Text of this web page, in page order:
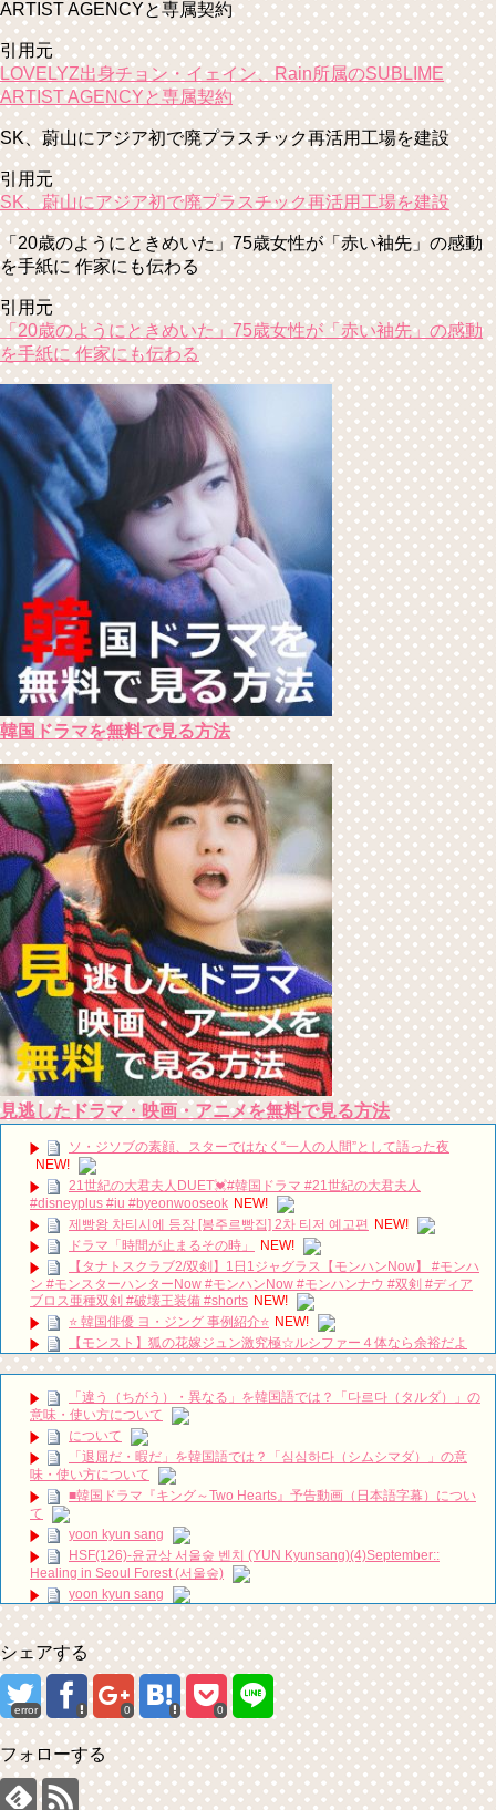
ARTIST AGENCYと専属契約
引用元
LOVELYZ出身チョン・イェイン、Rain所属のSUBLIME
ARTIST AGENCYと専属契約
SK、蔚山にアジア初で廃プラスチック再活用工場を建設
引用元
SK、蔚山にアジア初で廃プラスチック再活用工場を建設
「20歳のようにときめいた」75歳女性が「赤い袖先」の感動
を手紙に 作家にも伝わる
引用元
「20歳のようにときめいた」75歳女性が「赤い袖先」の感動
を手紙に 作家にも伝わる
韓国ドラマを無料で見る方法
見逃したドラマ・映画・アニメを無料で見る方法
ソ・ジソブの素顔、スターではなく“一人の人間”として語った夜
NEW!
21世紀の大君夫人DUET💓#韓国ドラマ #21世紀の大君夫人
#disneyplus #iu #byeonwooseok NEW!
제빵왕 차티시에 등장 [봉주르빵집] 2차 티저 예고편
NEW!
ドラマ「時間が止まるその時」
NEW!
【タナトスクラブ2/双剣】1日1ジャグラス【モンハンNow】 #モンハ
ン #モンスターハンターNow #モンハンNow #モンハンナウ #双剣 #ディア
ブロス亜種双剣 #破壊王装備 #shorts NEW!
⭐️ 韓国俳優 ヨ・ジング 事例紹介⭐️ NEW!
【モンスト】狐の花嫁ジュン激究極☆ルシファー４体なら余裕だよ
ね？
NEW!
단역에서 대상까지 주상욱이 무대 위에서 끝내 오열한 진짜 이유
#shorts NEW!
適齢期惑々ロマンス～お父さんが変～ トレーラー
推理的女王2_EP13_曖昧 NEW!
梨泰院クラス聖地巡礼🎬#韓国 #韓国旅行
ハン・ヘジン 한혜진 – (선공개) 강남 3대 얼짱 출신 &#39;한혜진 언니
&#39; (ft. 도여니의 학창시절) | 편 먹고 갈래요? 밥블레스유 2 bobblessyou2
EP.18
ソン・ヘギョ – ソンヘギョ キスまとめ
ハン・ヘジン 한혜진 – Still We (여전히 우리는)
한가인 –
「ライフ・ オン・ マーズ」2019年11月2日TSUTAYAにて先行レンタ
ル開始！
(ENG SUB) Behind The Scene Hyun Bin 현빈❤️ 손예진 Son Ye Jin-
Crash Landing On You/ヒョンビン❤️ソンイェジン / エンジョイ❕
ユン・ギュンサン、番組にも登場した愛猫が急死…イ・ソンギョンら
同僚芸能人から慰めの言葉が続々 – Taka News
キム・レウォンの影絵遊び！？「黒騎士～永遠の約束～」メイキング
を一部公開（DVD-SET2特典映像より）
「違う（ちがう）・異なる」を韓国語では？「다르다（タルダ）」の
意味・使い方について
について
「退屈だ・暇だ」を韓国語では？「심심하다（シムシマダ）」の意
味・使い方について
■韓国ドラマ『キング～Two Hearts』予告動画（日本語字幕）につい
て
yoon kyun sang
HSF(126)-윤균상 서울숲 벤치 (YUN Kyunsang)(4)September::
Healing in Seoul Forest (서울숲)
yoon kyun sang
ユン・ギュンサン主演「潜入弁護人」第1回特別公開！
九尾狐外伝 第２話 キム・ジウ チョ・ヒョンジェ
九尾狐外伝 メイキング03 ハン・イェスル
チョ・ヒョンジェ 조현재 九尾狐外伝 制作発表会
キム・テヒの弟イ・ワン♥イ・ボミ、今日（28日）結婚……
「まず熱く掃除せよ」女優キム・ユジョン、「健康がとても回復…痩
せたのはソン・ジェリムのせい!? 」 (11/26)
【裏芸能】キムユジョンの熱愛彼氏はあの大物俳優
キム・ユジョン、美しいセルフショットで近況を伝える“会いたいで
しょ？” Big News TV
シェアする
error 0 0
フォローする